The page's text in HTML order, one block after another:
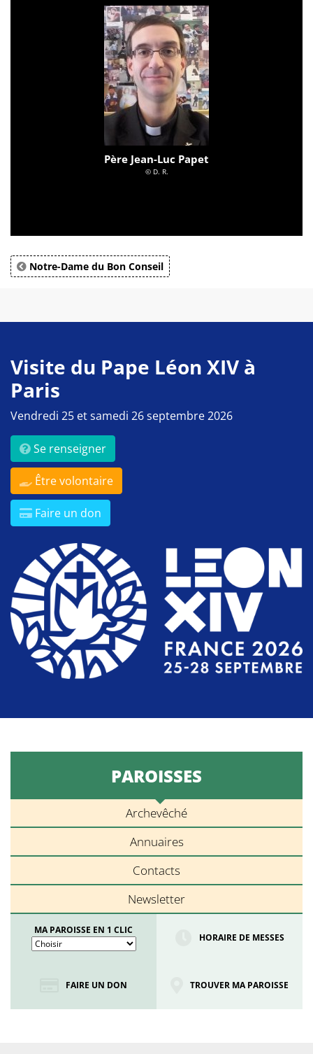
Père Jean-Luc Papet
© D. R.
Notre-Dame du Bon Conseil
Visite du Pape Léon XIV à
Paris
Vendredi 25 et samedi 26 septembre 2026
Se renseigner
Être volontaire
Faire un don
PAROISSES
Archevêché
Annuaires
Contacts
Newsletter
MA PAROISSE EN 1 CLIC
HORAIRE DE MESSES
FAIRE UN DON TROUVER MA PAROISSE